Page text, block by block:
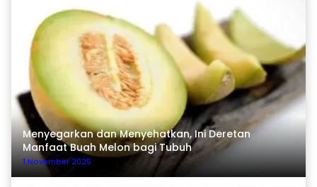
Menyegarkan dan Menyehatkan, Ini Deretan
Manfaat Buah Melon bagi Tubuh
1 November 2025